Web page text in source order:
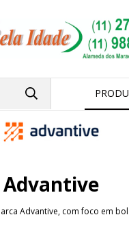
Advantive
Advantive, com foco em